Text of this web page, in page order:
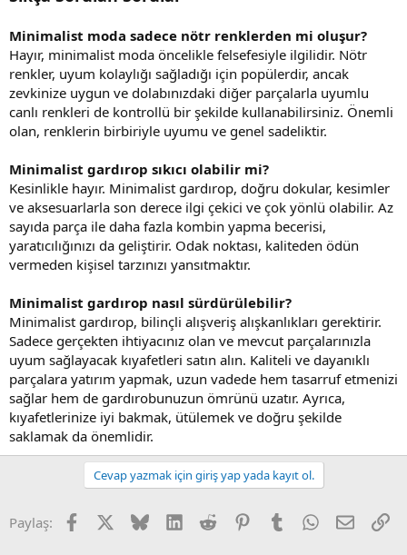
Minimalist moda sadece nötr renklerden mi oluşur?
Hayır, minimalist moda öncelikle felsefesiyle ilgilidir. Nötr
renkler, uyum kolaylığı sağladığı için popülerdir, ancak
zevkinize uygun ve dolabınızdaki diğer parçalarla uyumlu
canlı renkleri de kontrollü bir şekilde kullanabilirsiniz. Önemli
olan, renklerin birbiriyle uyumu ve genel sadeliktir.
Minimalist gardırop sıkıcı olabilir mi?
Kesinlikle hayır. Minimalist gardırop, doğru dokular, kesimler
ve aksesuarlarla son derece ilgi çekici ve çok yönlü olabilir. Az
sayıda parça ile daha fazla kombin yapma becerisi,
yaratıcılığınızı da geliştirir. Odak noktası, kaliteden ödün
vermeden kişisel tarzınızı yansıtmaktır.
Minimalist gardırop nasıl sürdürülebilir?
Minimalist gardırop, bilinçli alışveriş alışkanlıkları gerektirir.
Sadece gerçekten ihtiyacınız olan ve mevcut parçalarınızla
uyum sağlayacak kıyafetleri satın alın. Kaliteli ve dayanıklı
parçalara yatırım yapmak, uzun vadede hem tasarruf etmenizi
sağlar hem de gardırobunuzun ömrünü uzatır. Ayrıca,
kıyafetlerinize iyi bakmak, ütülemek ve doğru şekilde
saklamak da önemlidir.
Cevap yazmak için giriş yap yada kayıt ol.
Paylaş: FacebookX (Twitter)
BlueskyLinkedInReddit PinterestTumblr WhatsApp
E-posta